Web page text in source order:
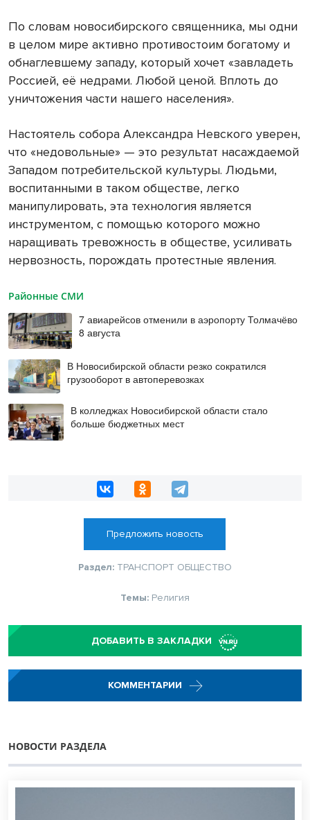
По словам новосибирского священника, мы одни
в целом мире активно противостоим богатому и
обнаглевшему западу, который хочет «завладеть
Россией, её недрами. Любой ценой. Вплоть до
уничтожения части нашего населения».
Настоятель собора Александра Невского уверен,
что «недовольные» — это результат насаждаемой
Западом потребительской культуры. Людьми,
воспитанными в таком обществе, легко
манипулировать, эта технология является
инструментом, с помощью которого можно
наращивать тревожность в обществе, усиливать
нервозность, порождать протестные явления.
Районные СМИ
7 авиарейсов отменили в аэропорту Толмачёво
8 августа
В Новосибирской области резко сократился
грузооборот в автоперевозках
В колледжах Новосибирской области стало
больше бюджетных мест
Предложить новость
Раздел: ТРАНСПОРТ ОБЩЕСТВО
Темы: Религия
ДОБАВИТЬ В ЗАКЛАДКИ
КОММЕНТАРИИ
НОВОСТИ РАЗДЕЛА